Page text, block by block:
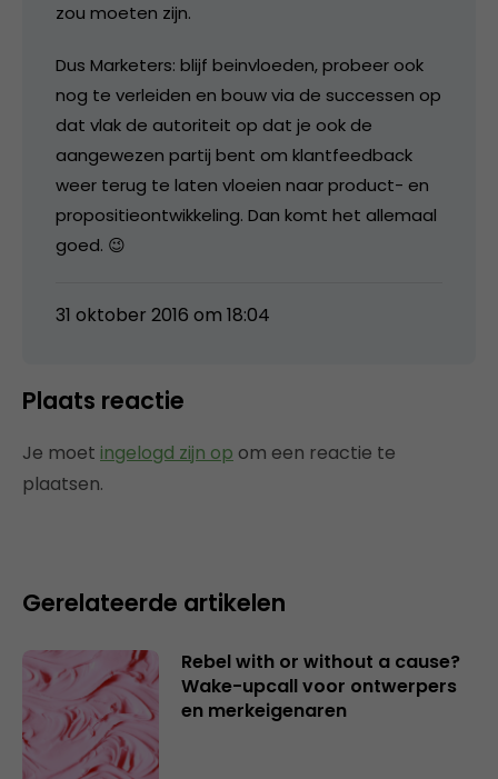
zou moeten zijn.
Dus Marketers: blijf beinvloeden, probeer ook
nog te verleiden en bouw via de successen op
dat vlak de autoriteit op dat je ook de
aangewezen partij bent om klantfeedback
weer terug te laten vloeien naar product- en
propositieontwikkeling. Dan komt het allemaal
goed. 😉
31 oktober 2016 om 18:04
Plaats reactie
Je moet ingelogd zijn op om een reactie te
plaatsen.
Gerelateerde artikelen
Rebel with or without a cause?
Wake-upcall voor ontwerpers
en merkeigenaren